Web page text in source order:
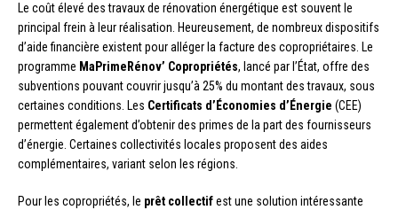
Le coût élevé des travaux de rénovation énergétique est souvent le
principal frein à leur réalisation. Heureusement, de nombreux dispositifs
d’aide financière existent pour alléger la facture des copropriétaires. Le
programme MaPrimeRénov’ Copropriétés, lancé par l’État, offre des
subventions pouvant couvrir jusqu’à 25% du montant des travaux, sous
certaines conditions. Les Certificats d’Économies d’Énergie (CEE)
permettent également d’obtenir des primes de la part des fournisseurs
d’énergie. Certaines collectivités locales proposent des aides
complémentaires, variant selon les régions.
Pour les copropriétés, le prêt collectifest une solution intéressante